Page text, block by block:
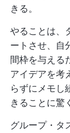
きる。
やることは、
ートさせ、自
間枠を与える
アイデアを考
らずにメモし
きることに驚
グループ・タ